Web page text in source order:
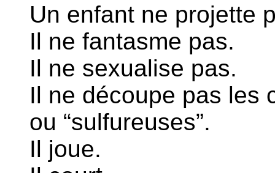
Un enfant ne projette
Il ne fantasme pas.
Il ne sexualise pas.
Il ne découpe pas les
ou “sulfureuses”.
Il joue.